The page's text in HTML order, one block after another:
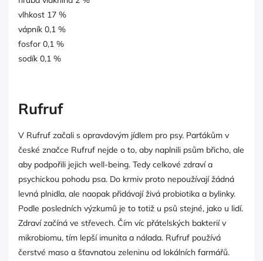
vlhkost 17 %
vápník 0,1 %
fosfor 0,1 %
sodík 0,1 %
Rufruf
V Rufruf začali s opravdovým jídlem pro psy. Parťákům v
české značce Rufruf nejde o to, aby naplnili psům břicho, ale
aby podpořili jejich well-being. Tedy celkové zdraví a
psychickou pohodu psa. Do krmiv proto nepoužívají žádná
levná plnidla, ale naopak přidávají živá probiotika a bylinky.
Podle posledních výzkumů je to totiž u psů stejné, jako u lidí.
Zdraví začíná ve střevech. Čím víc přátelských bakterií v
mikrobiomu, tím lepší imunita a nálada. Rufruf používá
čerstvé maso a šťavnatou zeleninu od lokálních farmářů.